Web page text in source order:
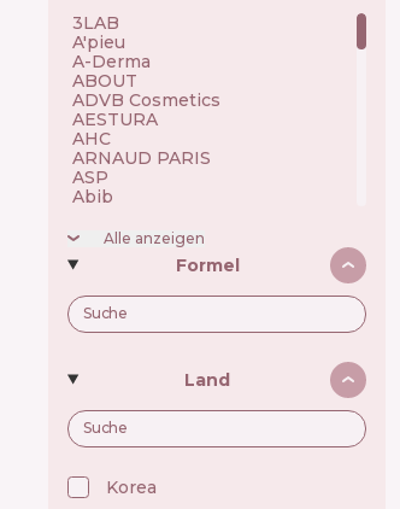
3LAB 🇺🇸
A'pieu 🇰🇷
A-Derma 🇫🇷
ABOUT 🇺🇦
ADVB Cosmetics 🇹🇷
AESTURA 🇰🇷
AHC 🇰🇷
ARNAUD PARIS 🇫🇷
ASP 🇬🇧
Abib 🇰🇷
Achroactive Max 🇧🇬
Acnemy 🇪🇸
Acure 🇺🇸
Acwell 🇰🇷
Ada Tina 🇧🇷
Aesop 🇦🇺
Alfaparf 🇮🇹
Allen Mak 🇧🇬
Allies of Skin 🇸🇬
Alpecin 🇩🇪
Alpha H 🇦🇺
Amway 🇺🇸
Alle anzeigen
Formel
Land
Korea 🇰🇷